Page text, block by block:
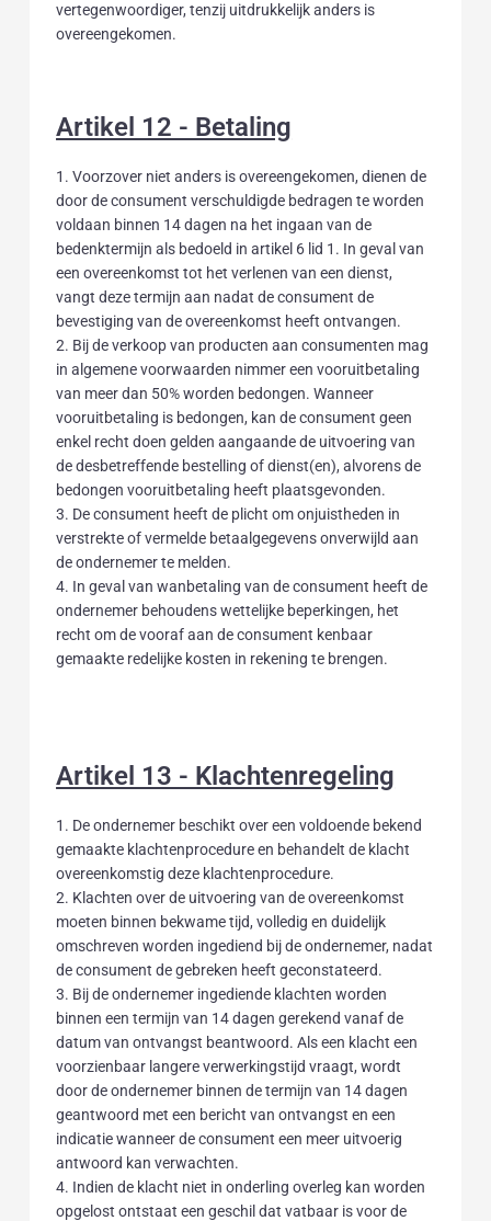
vertegenwoordiger, tenzij uitdrukkelijk anders is
overeengekomen.
Artikel 12 - Betaling
1. Voorzover niet anders is overeengekomen, dienen de
door de consument verschuldigde bedragen te worden
voldaan binnen 14 dagen na het ingaan van de
bedenktermijn als bedoeld in artikel 6 lid 1. In geval van
een overeenkomst tot het verlenen van een dienst,
vangt deze termijn aan nadat de consument de
bevestiging van de overeenkomst heeft ontvangen.
2. Bij de verkoop van producten aan consumenten mag
in algemene voorwaarden nimmer een vooruitbetaling
van meer dan 50% worden bedongen. Wanneer
vooruitbetaling is bedongen, kan de consument geen
enkel recht doen gelden aangaande de uitvoering van
de desbetreffende bestelling of dienst(en), alvorens de
bedongen vooruitbetaling heeft plaatsgevonden.
3. De consument heeft de plicht om onjuistheden in
verstrekte of vermelde betaalgegevens onverwijld aan
de ondernemer te melden.
4. In geval van wanbetaling van de consument heeft de
ondernemer behoudens wettelijke beperkingen, het
recht om de vooraf aan de consument kenbaar
gemaakte redelijke kosten in rekening te brengen.
Artikel 13 - Klachtenregeling
1. De ondernemer beschikt over een voldoende bekend
gemaakte klachtenprocedure en behandelt de klacht
overeenkomstig deze klachtenprocedure.
2. Klachten over de uitvoering van de overeenkomst
moeten binnen bekwame tijd, volledig en duidelijk
omschreven worden ingediend bij de ondernemer, nadat
de consument de gebreken heeft geconstateerd.
3. Bij de ondernemer ingediende klachten worden
binnen een termijn van 14 dagen gerekend vanaf de
datum van ontvangst beantwoord. Als een klacht een
voorzienbaar langere verwerkingstijd vraagt, wordt
door de ondernemer binnen de termijn van 14 dagen
geantwoord met een bericht van ontvangst en een
indicatie wanneer de consument een meer uitvoerig
antwoord kan verwachten.
4. Indien de klacht niet in onderling overleg kan worden
opgelost ontstaat een geschil dat vatbaar is voor de